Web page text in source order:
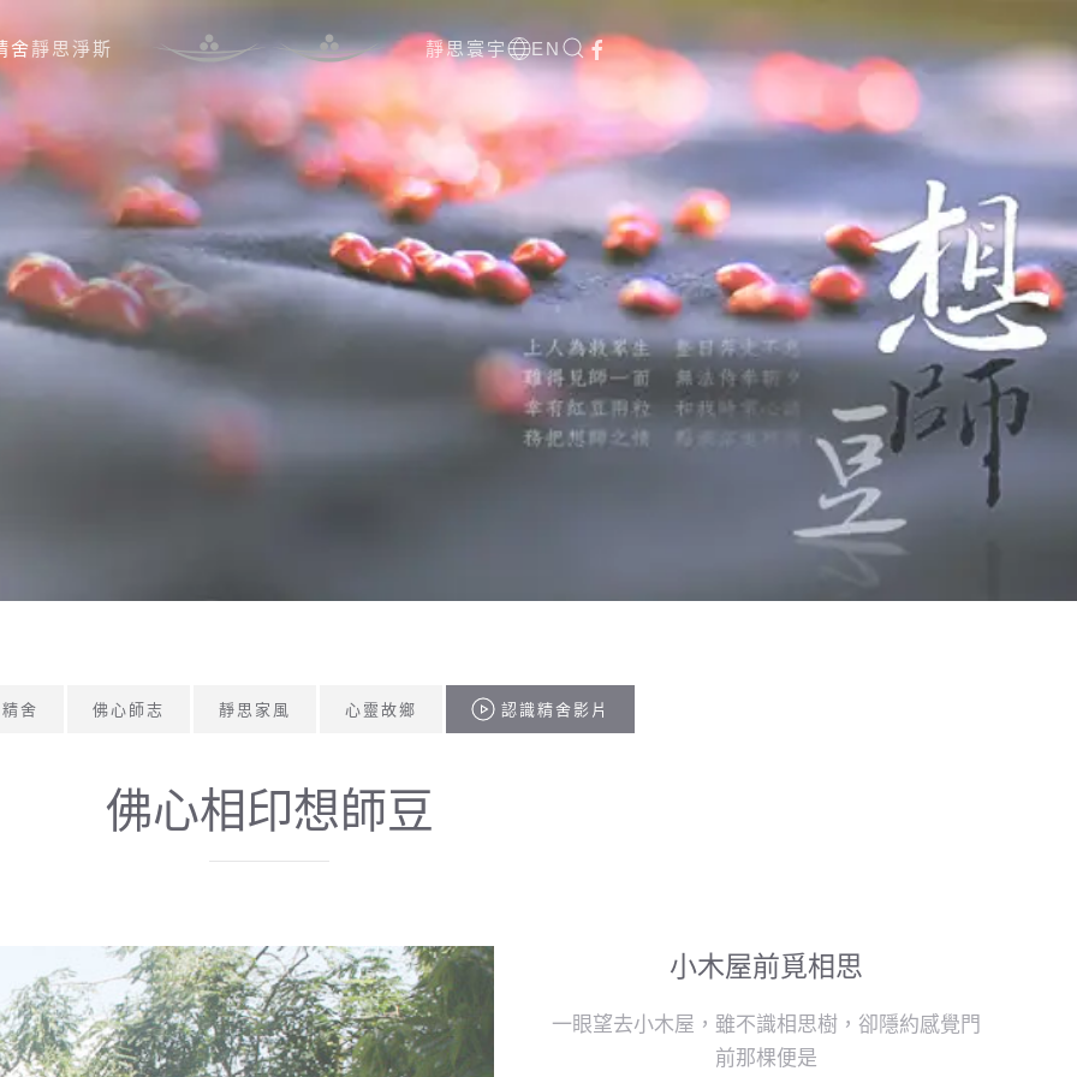
靜思精舍靜思淨斯 靜思寰宇 EN
舍 佛心師志 靜思家風 心靈故鄉 認識精舍影片
佛心相印想師豆
小木屋前覓相思
一眼望去小木屋，雖不識相思樹，卻隱約感覺門
前那棵便是